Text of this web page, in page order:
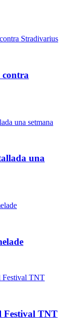
contra
una
Festival TNT